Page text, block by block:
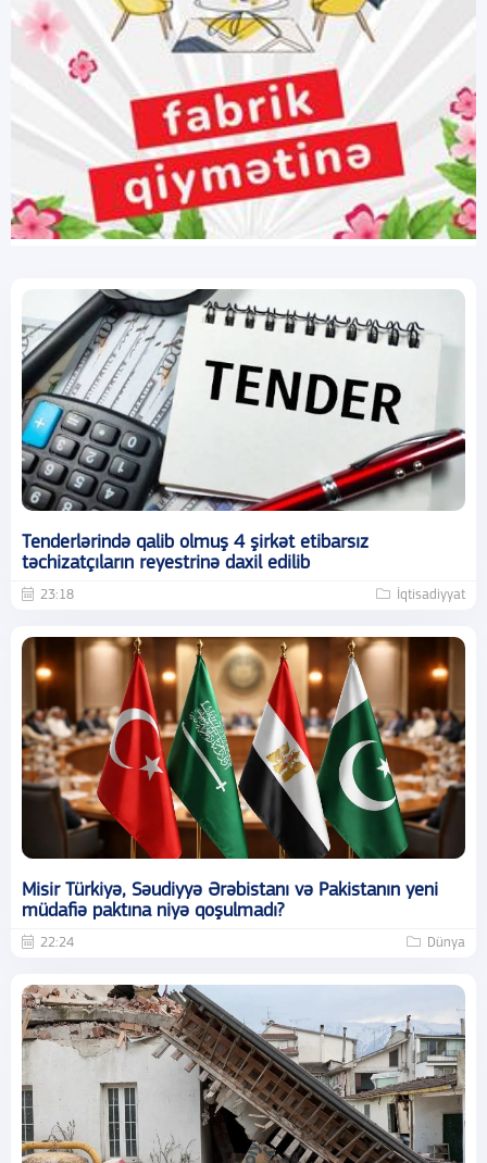
Tenderlərində qalib olmuş 4 şirkət etibarsız
təchizatçıların reyestrinə daxil edilib
23:18 İqtisadiyyat
Misir Türkiyə, Səudiyyə Ərəbistanı və Pakistanın yeni
müdafiə paktına niyə qoşulmadı?
22:24 Dünya